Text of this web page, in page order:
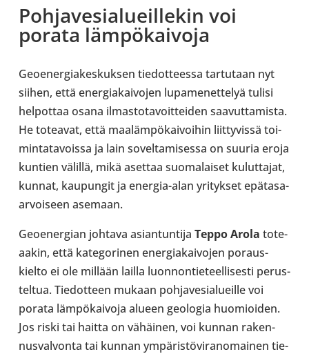
Poh­ja­ve­sia­lueil­le­kin voi
porata läm­pö­kai­voja
Geoe­ner­gia­kes­kuk­sen tie­dot­teessa tar­tu­taan nyt
siihen, että ener­gia­kai­vo­jen lupa­me­net­te­lyä tulisi
hel­pot­taa osana ilmas­to­ta­voit­tei­den saa­vut­ta­mista.
He totea­vat, että maa­läm­pö­kai­voi­hin liit­ty­vissä toi­
min­ta­ta­voissa ja lain sovel­ta­mi­sessa on suuria eroja
kuntien välillä, mikä asettaa suo­ma­lai­set kulut­ta­jat,
kunnat, kau­pun­git ja energia-​alan yri­tyk­set epätasa-​
arvoiseen asemaan.
Geoe­ner­gian johtava asian­tun­tija Teppo Arola tote­
aa­kin, että kate­go­ri­nen ener­gia­kai­vo­jen poraus­
kielto ei ole millään lailla luon­non­tie­teel­li­sesti perus­
tel­tua. Tie­dot­teen mukaan poh­ja­ve­sia­lueille voi
porata läm­pö­kai­voja alueen geo­lo­gia huo­mioi­den.
Jos riski tai haitta on vähäi­nen, voi kunnan raken­
nus­val­vonta tai kunnan ympä­ris­tö­vi­ran­omai­nen tie­